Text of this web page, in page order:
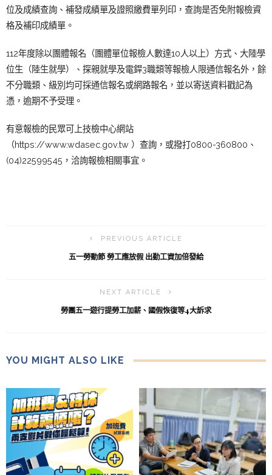
位及成績查詢、補發成績單及證照繳費單列印，查詢是否免附報檢資
格及補印成績單。
112年度除以團體報名（團體單位報檢人數達10人以上）方式、大陸學
位生（陸生就學）、探親就學及電銲3職類等報檢人限通信報名外，餘
不分職類、級別均可採通信報名或網路報名，並以寄送資料戳記為
憑，逾期不予受理。
有意報檢的民眾可上技檢中心網站
（https://www.wdasec.gov.tw ）查詢，或撥打0800-360800、
(04)22599545，洽詢報檢相關事宜。
PREVIOUS ARTICLE
五一勞動節 勞工應放假 出勤工資加倍發給
NEXT ARTICLE
勞團五一遊行提勞工加薪、國假恢復等4大訴求
YOU MIGHT ALSO LIKE